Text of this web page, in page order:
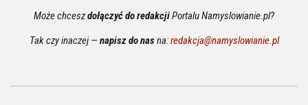
Może chceszdołączyć do redakcjiPortalu Namyslowianie.pl?
Tak czy inaczej —napisz do nasna:redakcja@namyslowianie.pl